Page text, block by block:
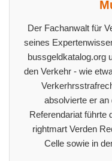
Der Fachanwalt für
seines
bussgeldkatalog.org
den Verkehr - wie
absolvierte er
Referendariat führte
rightmart Verden
Celle sowie in